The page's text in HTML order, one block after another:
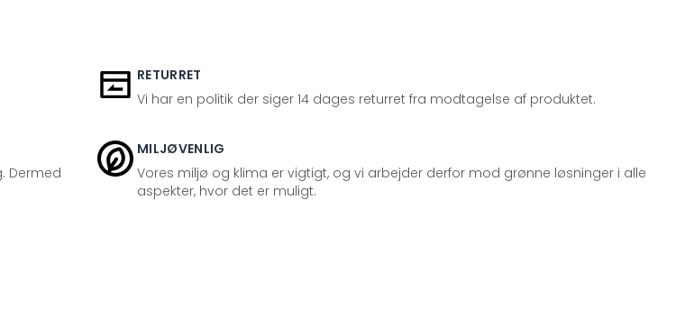
RETURRET
Vi har en politik der siger 14 dages returret fra modtagelse af produktet.
Dermed
MILJØVENLIG
Vores miljø og klima er vigtigt, og vi arbejder derfor mod grønne løsninger i alle
aspekter, hvor det er muligt.